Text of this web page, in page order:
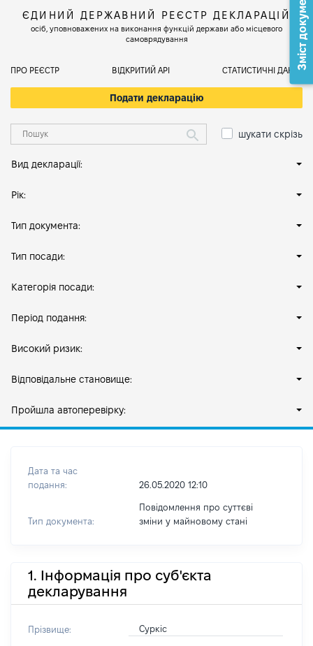
ЄДИНИЙ ДЕРЖАВНИЙ РЕЄСТР ДЕКЛАРАЦІЙ
осіб, уповноважених на виконання функцій держави або місцевого
самоврядування
ПРО РЕЄСТР ВІДКРИТИЙ АРІ СТАТИСТИЧНІ ДАНІ
Подати декларацію
шукати скрізь
Вид декларації:
Рік:
Тип документа:
Тип посади:
Категорія посади:
Період подання:
Високий ризик:
Відповідальне становище:
Пройшла автоперевірку:
Дата та час
подання:
26.05.2020 12:10
Тип документа:
Повідомлення про суттєві
зміни y майновому стані
1. Інформація про суб'єкта
декларування
Прізвище: Суркіс
Зміст документа